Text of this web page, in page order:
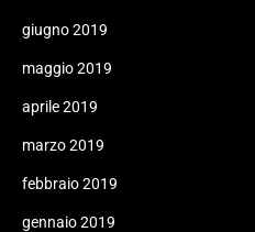
giugno 2019
maggio 2019
aprile 2019
marzo 2019
febbraio 2019
gennaio 2019